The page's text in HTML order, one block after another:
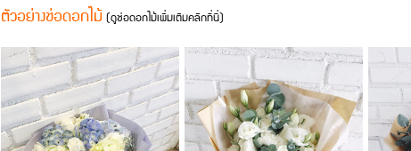
ตัวอย่างช่อดอกไม้ (ดูช่อดอกไม้เพิ่มเติมคลิกที่นี่)